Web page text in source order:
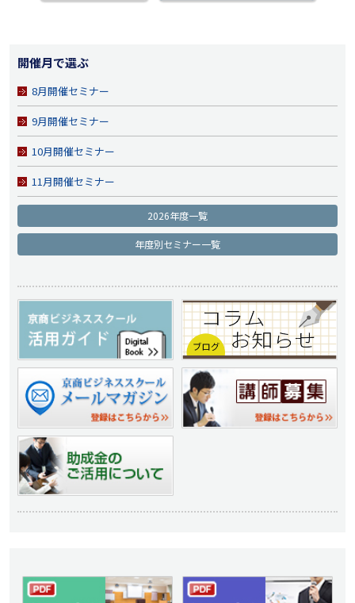
開催月で選ぶ
8月開催セミナー
9月開催セミナー
10月開催セミナー
11月開催セミナー
2026年度一覧
年度別セミナー一覧